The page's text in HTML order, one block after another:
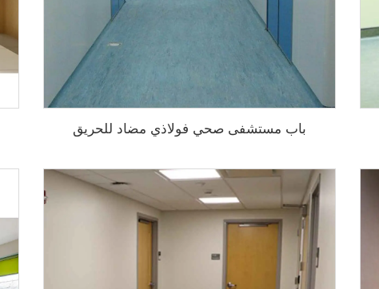
باب مستشفى صحي فولاذي مضاد للحريق